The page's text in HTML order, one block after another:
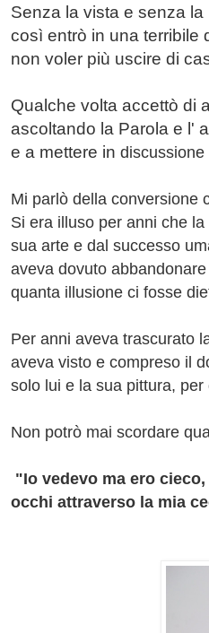
Senza la vista e senza
così entrò in una
non voler più uscire di
Qualche volta accettò di
ascoltando la Parola e l'
e a mettere in
Mi parlò della conversione
Si era illuso per anni che
sua arte e dal successo
aveva dovuto
quanta illusione ci fosse
Per anni aveva trascurato
aveva visto e compreso il
solo lui e la sua pittura,
Non potrò mai scordare
"Io vedevo ma ero
occhi attraverso la mia